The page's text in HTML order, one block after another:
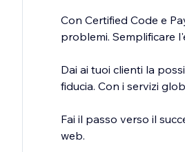
Con Certified Code e
problemi. Semplificare
Dai ai tuoi clienti la
fiducia. Con i servizi
Fai il passo verso il
web.